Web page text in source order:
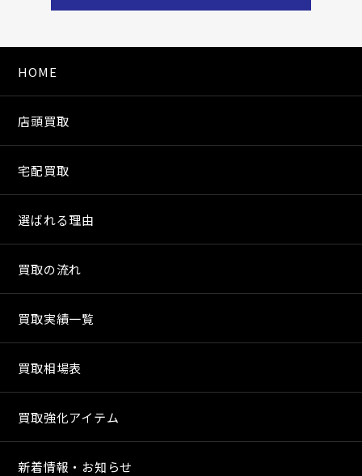
HOME
店頭買取
宅配買取
選ばれる理由
買取の流れ
買取実績一覧
買取相場表
買取強化アイテム
新着情報・お知らせ